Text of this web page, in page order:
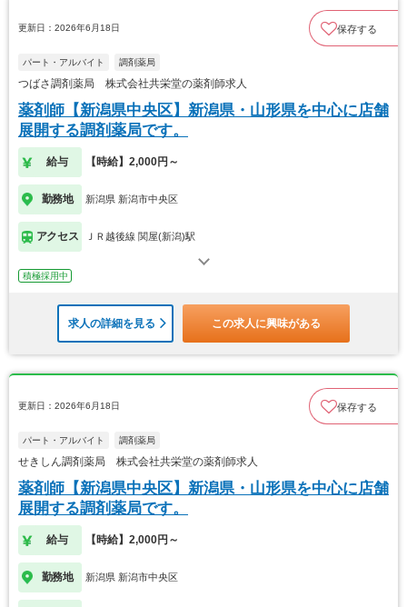
更新日：2026年6月18日 保存する
パート・アルバイト 調剤薬局
つばさ調剤薬局 株式会社共栄堂の薬剤師求人
薬剤師【新潟県中央区】新潟県・山形県を中心に店舗
展開する調剤薬局です。
給与 【時給】2,000円～
勤務地 新潟県 新潟市中央区
アクセス ＪＲ越後線 関屋(新潟)駅
積極採用中
求人の詳細を見る この求人に興味がある
更新日：2026年6月18日 保存する
パート・アルバイト 調剤薬局
せきしん調剤薬局 株式会社共栄堂の薬剤師求人
薬剤師【新潟県中央区】新潟県・山形県を中心に店舗
展開する調剤薬局です。
給与 【時給】2,000円～
勤務地 新潟県 新潟市中央区